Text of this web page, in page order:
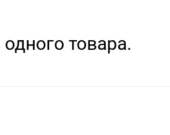
товара.